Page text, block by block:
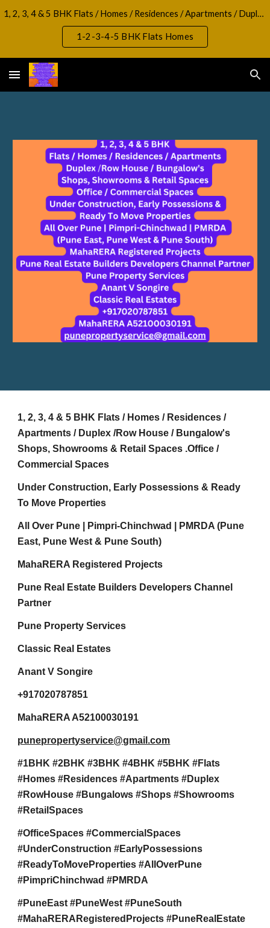
Skip to navigation
1, 2, 3, 4 & 5 BHK Flats / Homes / Residences / Apartments / Duplex / RowHouse / Bungalow, Shops, Showrooms & Retail Spaces Office / Commercial Spaces
1-2-3-4-5 BHK Flats Homes
1, 2, 3, 4 & 5 BHK Flats / Homes / Residences /
Apartments / Duplex /Row House / Bungalow's
Shops, Showrooms & Retail Spaces .Office /
Commercial Spaces
Under Construction, Early Possessions & Ready
To Move Properties
All Over Pune | Pimpri-Chinchwad | PMRDA (Pune
East, Pune West & Pune South)
MahaRERA Registered Projects
Pune Real Estate Builders Developers Channel
Partner
Pune Property Services
Classic Real Estates
Anant V Songire
+917020787851
MahaRERA A52100030191
punepropertyservice@gmail.com
#1BHK #2BHK #3BHK #4BHK #5BHK #Flats
#Homes #Residences #Apartments #Duplex
#RowHouse #Bungalows #Shops #Showrooms
#RetailSpaces
#OfficeSpaces #CommercialSpaces
#UnderConstruction #EarlyPossessions
#ReadyToMoveProperties #AllOverPune
#PimpriChinchwad #PMRDA
#PuneEast #PuneWest #PuneSouth
#MahaRERARegisteredProjects #PuneRealEstate